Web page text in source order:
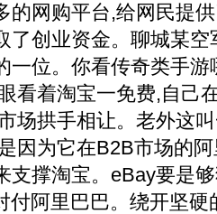
的网购平台,给网民提
了创业资金。聊城某
一位。你看传奇类手
看着淘宝一免费,自己
场拱手相让。老外这
因为它在B2B市场的
支撑淘宝。eBay要是
付阿里巴巴。绕开坚硬